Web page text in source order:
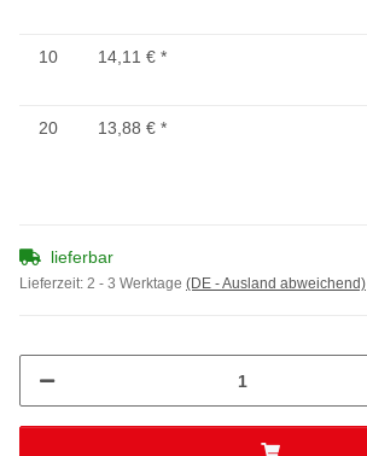
10 14,11 € *
20 13,88 € *
lieferbar
Lieferzeit: 2 - 3 Werktage (DE - Ausland abweichend)